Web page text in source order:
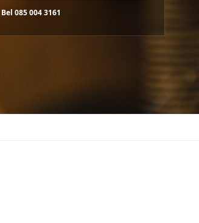
Bel 085 004 3161